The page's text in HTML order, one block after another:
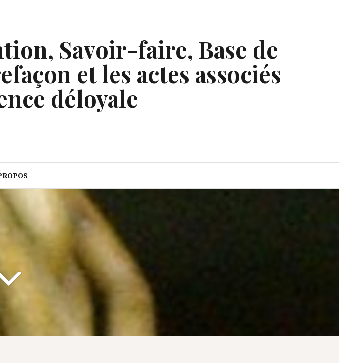
Savoir-faire, Base de
et les actes associés
déloyale